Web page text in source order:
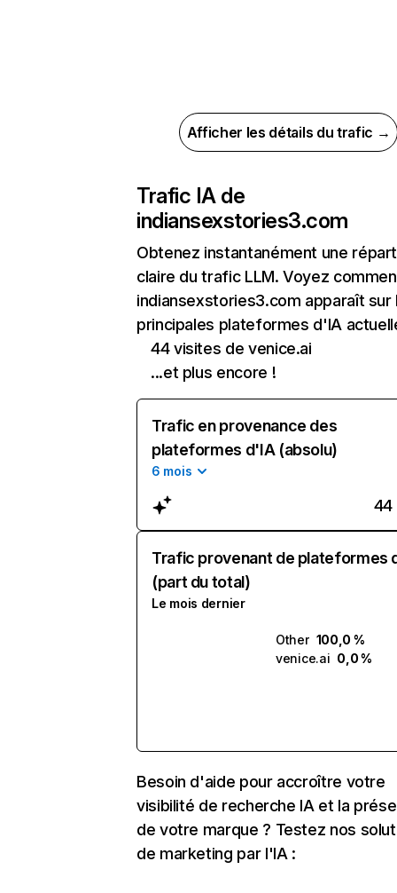
Afficher les détails du trafic →
Trafic IA de
indiansexstories3.com
Obtenez instantanément une
claire du trafic LLM. Voyez
indiansexstories3.com apparaît sur
principales plateformes d'IA
44 visites de venice.ai
...et plus encore !
Trafic en provenance des
plateformes d'IA (absolu)
6 mois
44
Trafic provenant de plateformes
(part du total)
Le mois dernier
Other 100,0 %
venice.ai 0,0 %
Besoin d'aide pour accroître votre
visibilité de recherche IA et la
de votre marque ? Testez nos
de marketing par l'IA :